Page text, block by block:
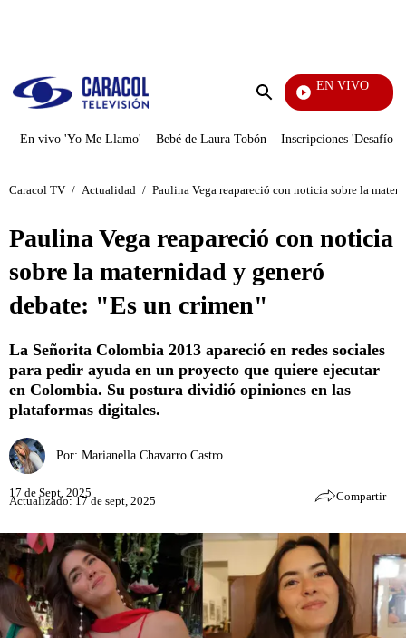
Enviar
EN VIVO
En vivo 'Yo Me Llamo' Bebé de Laura Tobón Inscripciones 'Desafío'
Caracol TV / Actualidad / Paulina Vega reapareció con noticia sobre la
Paulina Vega reapareció con noticia
sobre la maternidad y generó
debate: "Es un crimen"
La Señorita Colombia 2013 apareció en redes sociales
para pedir ayuda en un proyecto que quiere ejecutar
en Colombia. Su postura dividió opiniones en las
plataformas digitales.
Por: Marianella Chavarro Castro
17 de Sept, 2025
Actualizado: 17 de sept, 2025 Compartir